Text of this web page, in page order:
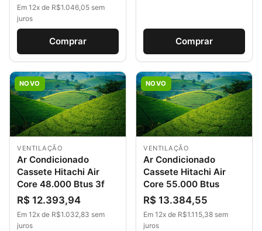
Em 12x de R$1.046,05 sem
juros
Comprar Comprar
NOVO
VENTILAÇÃO
Ar Condicionado
Cassete Hitachi Air
Core 48.000 Btus 3f
R$ 12.393,94
Em 12x de R$1.032,83 sem
juros
NOVO
VENTILAÇÃO
Ar Condicionado
Cassete Hitachi Air
Core 55.000 Btus
R$ 13.384,55
Em 12x de R$1.115,38 sem
juros